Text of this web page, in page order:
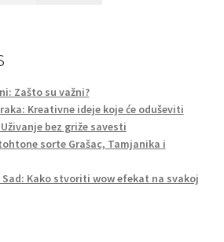
Zašto su važni?
Kreativne ideje koje će oduševiti
bez griže savesti
sorte Grašac, Tamjanika i
Kako stvoriti wow efekat na svakoj